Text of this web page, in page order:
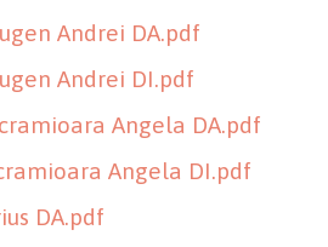
Andrei DA.pdf
Andrei DI.pdf
Angela DA.pdf
Angela DI.pdf
DA.pdf